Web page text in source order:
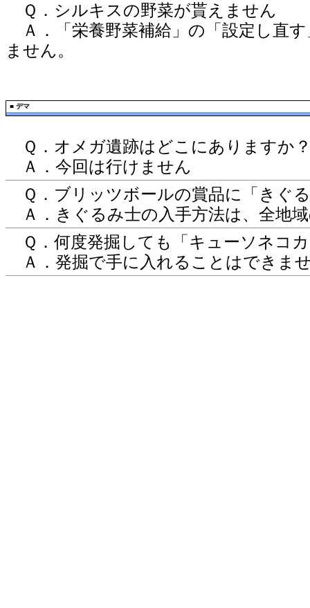
Ｑ．シルキスの野菜が貰えません
Ａ．「栄養野菜補給」の「設定し直
ません。
■ デマ
Ｑ．オメガ遺跡はどこにありますか
Ａ．今回は行けません
Ｑ．ブリッツボールの賞品に「きぐ
Ａ．きぐるみ士の入手方法は、全地
Ｑ．何度発掘しても「キューソネコ
Ａ．発掘で手に入れることはできま